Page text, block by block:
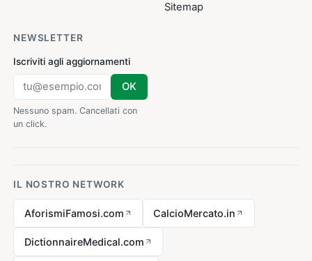
Sitemap
NEWSLETTER
Iscriviti agli aggiornamenti
OK
Nessuno spam. Cancellati con
un click.
IL NOSTRO NETWORK
AforismiFamosi.com CalcioMercato.in
DictionnaireMedical.com